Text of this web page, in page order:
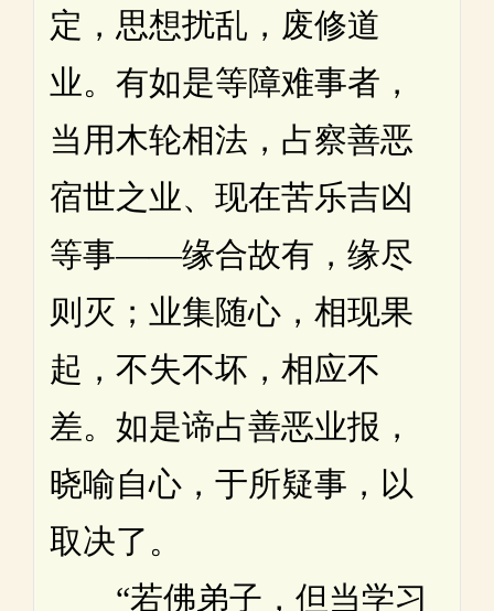
定，思想扰乱，废修道
业。有如是等障难事者，
当用木轮相法，占察善恶
宿世之业、现在苦乐吉凶
等事——缘合故有，缘尽
则灭；业集随心，相现果
起，不失不坏，相应不
差。如是谛占善恶业报，
晓喻自心，于所疑事，以
取决了。
“若佛弟子，但当学习